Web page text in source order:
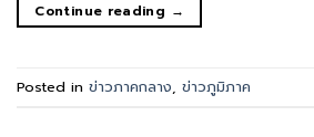
Continue reading →
Posted in ข่าวภาคกลาง, ข่าวภูมิภาค